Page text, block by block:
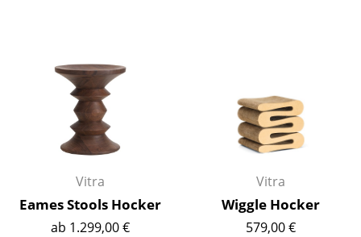
Aufbewahren
Regale & Schränke
Bücherregale
Wandregale
Sideboards & Kommoden
Vitra
Eames Stools Hocker
ab 1.299,00 €
Vitra
Wiggle Hocker
579,00 €